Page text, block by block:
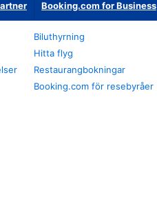
Booking.com for Business
Biluthyrning
Hitta flyg
Restaurangbokningar
Booking.com för resebyråer